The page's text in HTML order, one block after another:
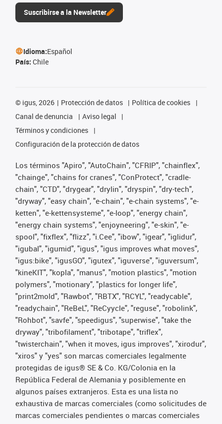
Suscribirse a la Newsletter
Idioma:Español
País: Chile
© igus, 2026 Protección de datos
Política de cookies
Canal de denuncia
Aviso legal
Términos y condiciones
Configuración de la protección de datos
Los términos "Apiro", "AutoChain", "CFRIP", "chainflex",
"chainge", "chains for cranes", "ConProtect", "cradle-
chain", "CTD", "drygear", "drylin", "dryspin", "dry-tech",
"dryway", "easy chain", "e-chain", "e-chain systems", "e-
ketten", "e-kettensysteme", "e-loop", "energy chain",
"energy chain systems", "enjoyneering", "e-skin", "e-
spool", "fixflex", "flizz", "i.Cee", "ibow", "igear", "iglidur",
"igubal", "igumid", "igus", "igus improves what moves",
"igus:bike", "igusGO", "igutex", "iguverse", "iguversum",
"kineKIT", "kopla", "manus", "motion plastics", "motion
polymers", "motionary", "plastics for longer life",
"print2mold", "Rawbot", "RBTX", "RCYL", "readycable",
"readychain", "ReBeL", "ReCyycle", "reguse", "robolink",
"Rohbot", "savfe", "speedigus", "superwise", "take the
dryway", "tribofilament", "tribotape", "triflex",
"twisterchain", "when it moves, igus improves", "xirodur",
"xiros" y "yes" son marcas comerciales legalmente
protegidas de igus® SE & Co. KG/Colonia en la
República Federal de Alemania y posiblemente en
algunos países extranjeros. Esta es una lista no
exhaustiva de marcas comerciales (como solicitudes de
marcas comerciales pendientes o marcas comerciales